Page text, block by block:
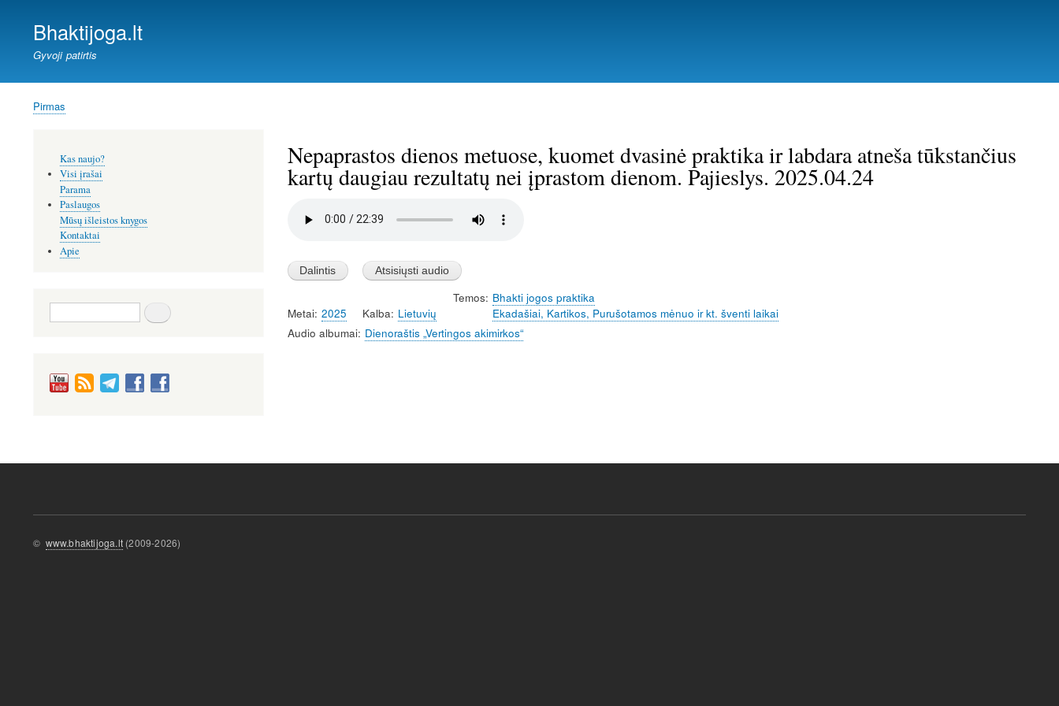
Bhaktijoga.lt
Gyvoji patirtis
Kelias
Pirmas
Nepaprastos dienos metuose, kuomet dvasinė praktika ir labdara atneša tūkstančius
kartų daugiau rezultatų nei įprastom dienom. Pajieslys. 2025.04.24
Metai 2025 Kalba Lietuvių
Temos Bhakti jogos praktika
Ekadašiai, Kartikos, Purušotamos mėnuo ir kt. šventi laikai
Audio albumai Dienoraštis „Vertingos akimirkos“
meniu
Kas naujo?
Visi įrašai
Parama
Paslaugos
Mūsų išleistos knygos
Kontaktai
Apie
Paieška
© www.bhaktijoga.lt (2009-2026)